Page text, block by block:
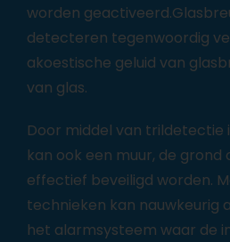
worden
detecteren tegenwoordig
akoestische geluid van
van glas.
Door middel van trildetectie
kan ook een muur, de grond
effectief beveiligd worden.
technieken kan nauwkeurig
het alarmsysteem waar de